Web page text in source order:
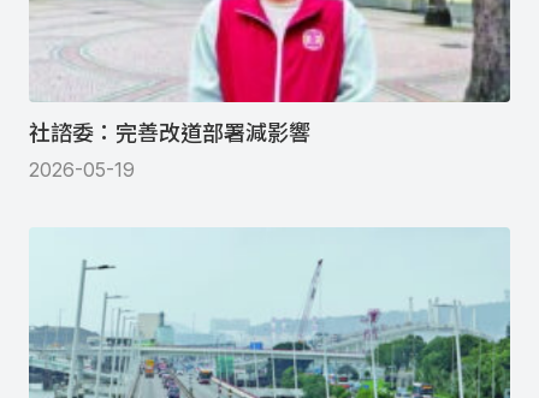
社諮委：完善改道部署減影響
2026-05-19